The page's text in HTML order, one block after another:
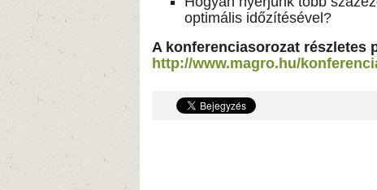
optimális időzítésével?
A konferenciasorozat részletes
http://www.magro.hu/